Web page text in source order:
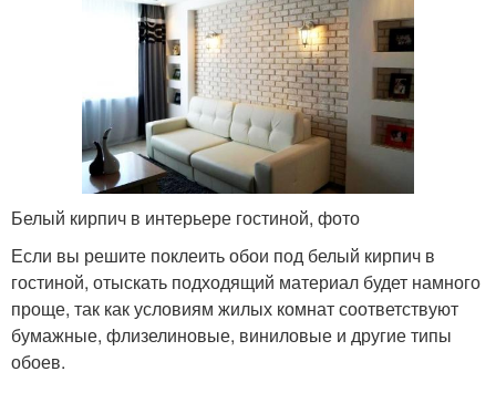
Кирпич в квартире Кирпич для стены
Кирпич на кухне Кирпич из гипса
Венецианский кирпич Кирпич на стене
Белый кирпич в интерьере гостиной, фото
Если вы решите поклеить обои под белый кирпич в
гостиной, отыскать подходящий материал будет намного
проще, так как условиям жилых комнат соответствуют
бумажные, флизелиновые, виниловые и другие типы
обоев.